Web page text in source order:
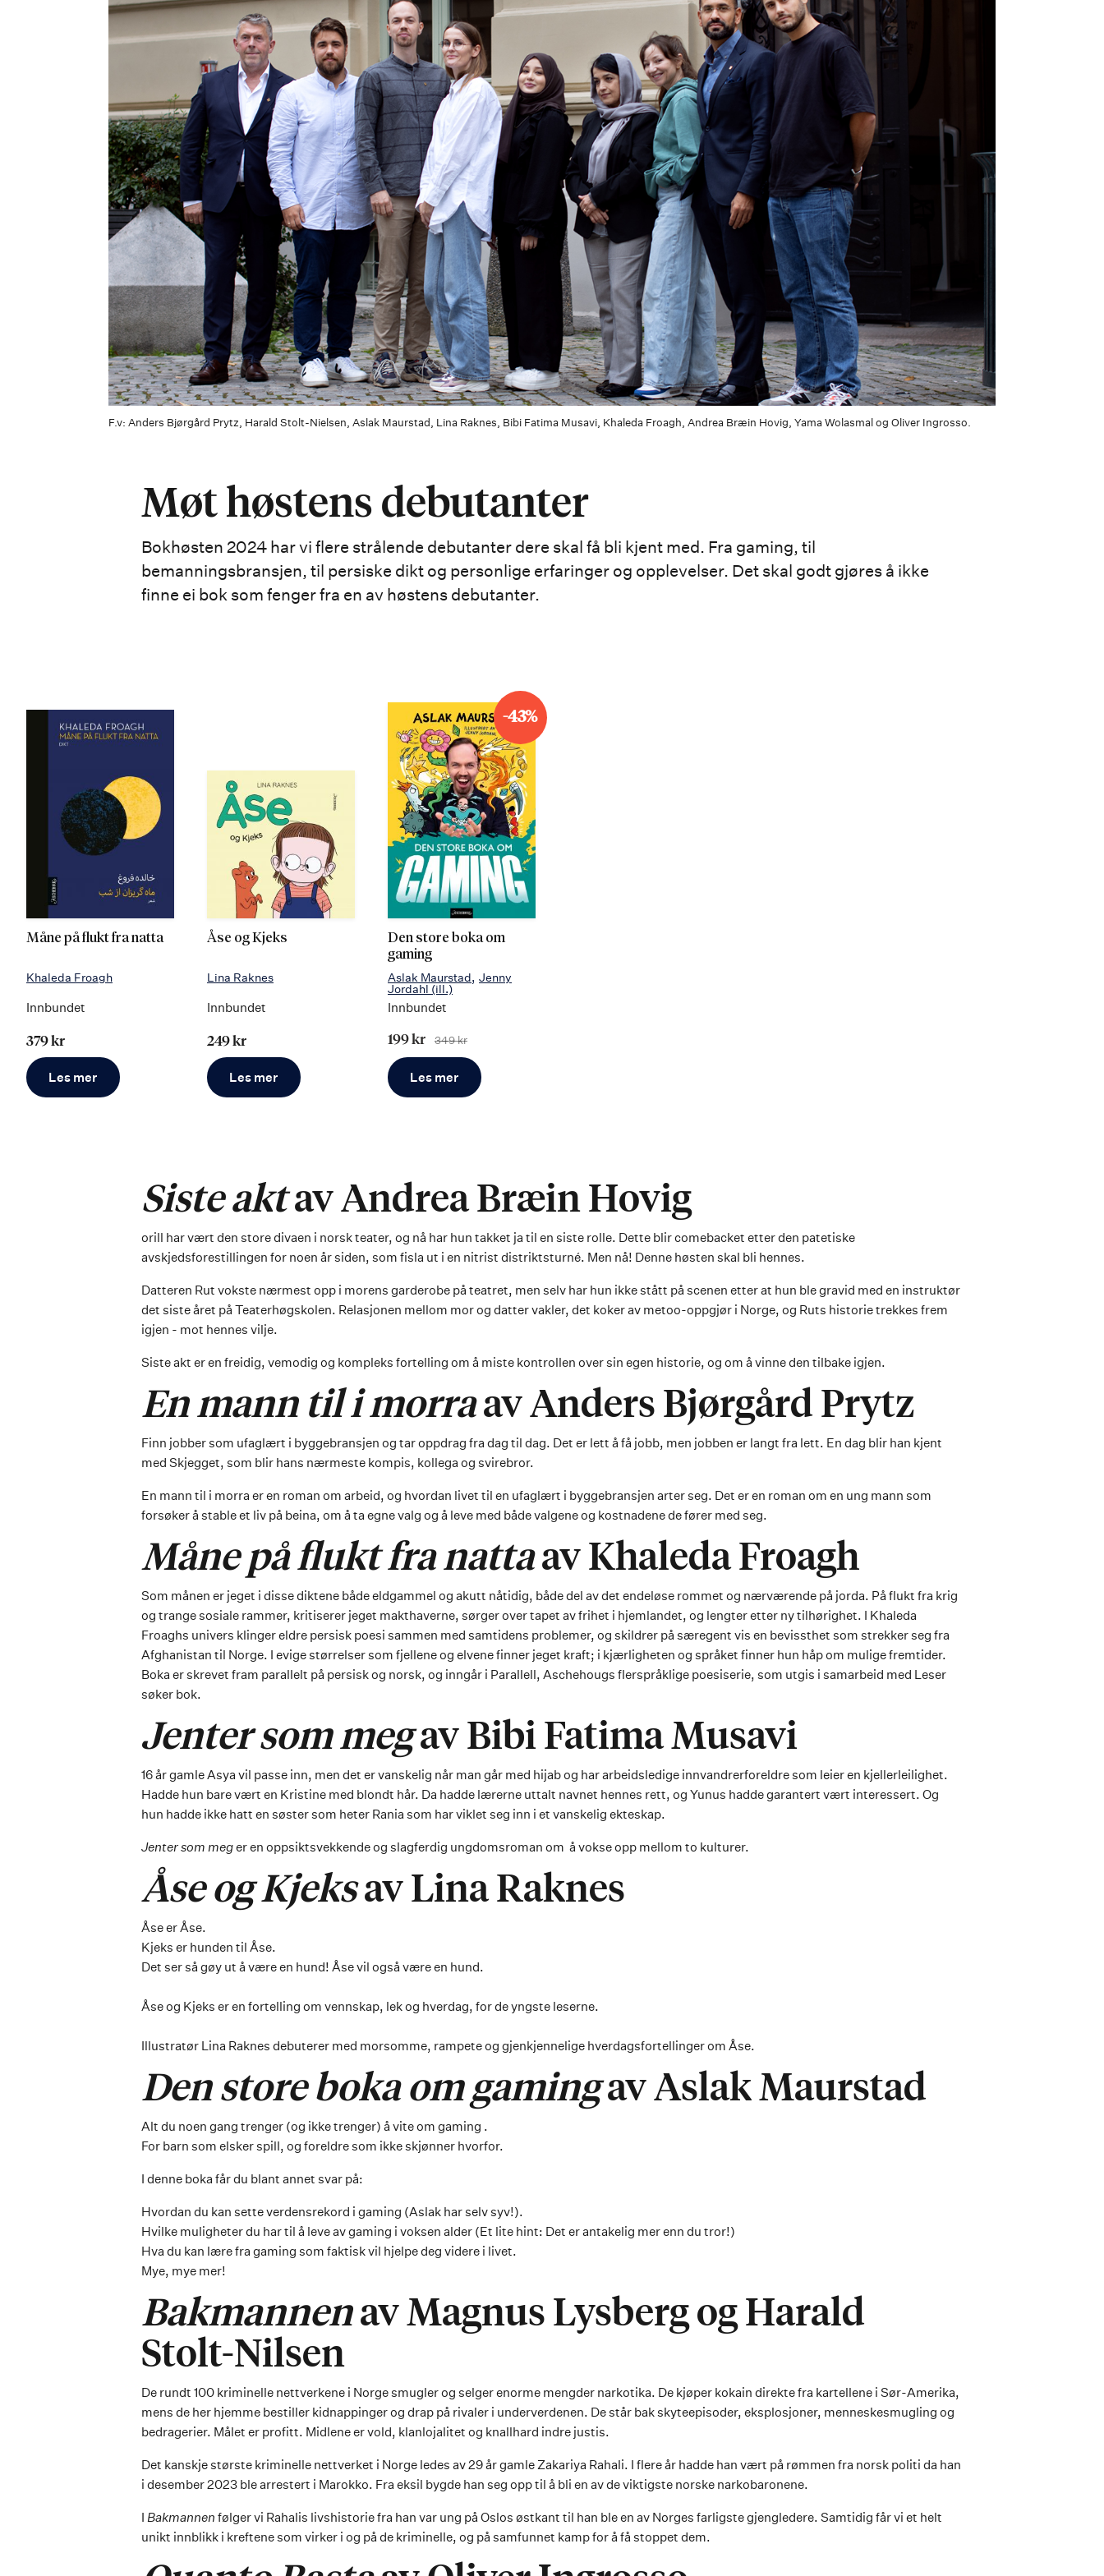
F.v: Anders Bjørgård Prytz, Harald Stolt-Nielsen, Aslak Maurstad, Lina Raknes, Bibi Fatima Musavi, Khaleda Froagh, Andrea Bræin Hovig, Yama Wolasmal og Oliver Ingrosso.
Møt høstens debutanter
Bokhøsten 2024 har vi flere strålende debutanter dere skal få bli kjent med. Fra gaming, til
bemanningsbransjen, til persiske dikt og personlige erfaringer og opplevelser. Det skal godt gjøres å ikke
finne ei bok som fenger fra en av høstens debutanter.
Måne på flukt fra natta
Khaleda Froagh
Innbundet
379 kr
Les mer
Åse og Kjeks
Lina Raknes
Innbundet
249 kr
Les mer
-43%
Den store boka om
gaming
Aslak Maurstad Jenny
Jordahl (ill.)
Innbundet
Tilbudspris
199 kr Før
349 kr
Les mer
Siste aktav Andrea Bræin Hovig
orill har vært den store divaen i norsk teater, og nå har hun takket ja til en siste rolle. Dette blir comebacket etter den patetiske
avskjedsforestillingen for noen år siden, som fisla ut i en nitrist distriktsturné. Men nå! Denne høsten skal bli hennes.
Datteren Rut vokste nærmest opp i morens garderobe på teatret, men selv har hun ikke stått på scenen etter at hun ble gravid med en instruktør
det siste året på Teaterhøgskolen. Relasjonen mellom mor og datter vakler, det koker av metoo-oppgjør i Norge, og Ruts historie trekkes frem
igjen - mot hennes vilje.
Siste akt er en freidig, vemodig og kompleks fortelling om å miste kontrollen over sin egen historie, og om å vinne den tilbake igjen.
En mann til i morraav Anders Bjørgård Prytz
Finn jobber som ufaglært i byggebransjen og tar oppdrag fra dag til dag. Det er lett å få jobb, men jobben er langt fra lett. En dag blir han kjent
med Skjegget, som blir hans nærmeste kompis, kollega og svirebror.
En mann til i morra er en roman om arbeid, og hvordan livet til en ufaglært i byggebransjen arter seg. Det er en roman om en ung mann som
forsøker å stable et liv på beina, om å ta egne valg og å leve med både valgene og kostnadene de fører med seg.
Måne på flukt fra nattaav Khaleda Froagh
Som månen er jeget i disse diktene både eldgammel og akutt nåtidig, både del av det endeløse rommet og nærværende på jorda. På flukt fra krig
og trange sosiale rammer, kritiserer jeget makthaverne, sørger over tapet av frihet i hjemlandet, og lengter etter ny tilhørighet. I Khaleda
Froaghs univers klinger eldre persisk poesi sammen med samtidens problemer, og skildrer på særegent vis en bevissthet som strekker seg fra
Afghanistan til Norge. I evige størrelser som fjellene og elvene finner jeget kraft; i kjærligheten og språket finner hun håp om mulige fremtider.
Boka er skrevet fram parallelt på persisk og norsk, og inngår i Parallell, Aschehougs flerspråklige poesiserie, som utgis i samarbeid med Leser
søker bok.
Jenter som megav Bibi Fatima Musavi
16 år gamle Asya vil passe inn, men det er vanskelig når man går med hijab og har arbeidsledige innvandrerforeldre som leier en kjellerleilighet.
Hadde hun bare vært en Kristine med blondt hår. Da hadde lærerne uttalt navnet hennes rett, og Yunus hadde garantert vært interessert. Og
hun hadde ikke hatt en søster som heter Rania som har viklet seg inn i et vanskelig ekteskap.
Jenter som meger en oppsiktsvekkende og slagferdig ungdomsroman om å vokse opp mellom to kulturer.
Åse og Kjeksav Lina Raknes
Åse er Åse.
Kjeks er hunden til Åse.
Det ser så gøy ut å være en hund! Åse vil også være en hund.
Åse og Kjeks er en fortelling om vennskap, lek og hverdag, for de yngste leserne.
Illustratør Lina Raknes debuterer med morsomme, rampete og gjenkjennelige hverdagsfortellinger om Åse.
Den store boka om gamingav Aslak Maurstad
Alt du noen gang trenger (og ikke trenger) å vite om gaming .
For barn som elsker spill, og foreldre som ikke skjønner hvorfor.
I denne boka får du blant annet svar på:
Hvordan du kan sette verdensrekord i gaming (Aslak har selv syv!).
Hvilke muligheter du har til å leve av gaming i voksen alder (Et lite hint: Det er antakelig mer enn du tror!)
Hva du kan lære fra gaming som faktisk vil hjelpe deg videre i livet.
Mye, mye mer!
Bakmannenav Magnus Lysberg og Harald
Stolt-Nilsen
De rundt 100 kriminelle nettverkene i Norge smugler og selger enorme mengder narkotika. De kjøper kokain direkte fra kartellene i Sør-Amerika,
mens de her hjemme bestiller kidnappinger og drap på rivaler i underverdenen. De står bak skyteepisoder, eksplosjoner, menneskesmugling og
bedragerier. Målet er profitt. Midlene er vold, klanlojalitet og knallhard indre justis.
Det kanskje største kriminelle nettverket i Norge ledes av 29 år gamle Zakariya Rahali. I flere år hadde han vært på rømmen fra norsk politi da han
i desember 2023 ble arrestert i Marokko. Fra eksil bygde han seg opp til å bli en av de viktigste norske narkobaronene.
I Bakmannen følger vi Rahalis livshistorie fra han var ung på Oslos østkant til han ble en av Norges farligste gjengledere. Samtidig får vi et helt
unikt innblikk i kreftene som virker i og på de kriminelle, og på samfunnet kamp for å få stoppet dem.